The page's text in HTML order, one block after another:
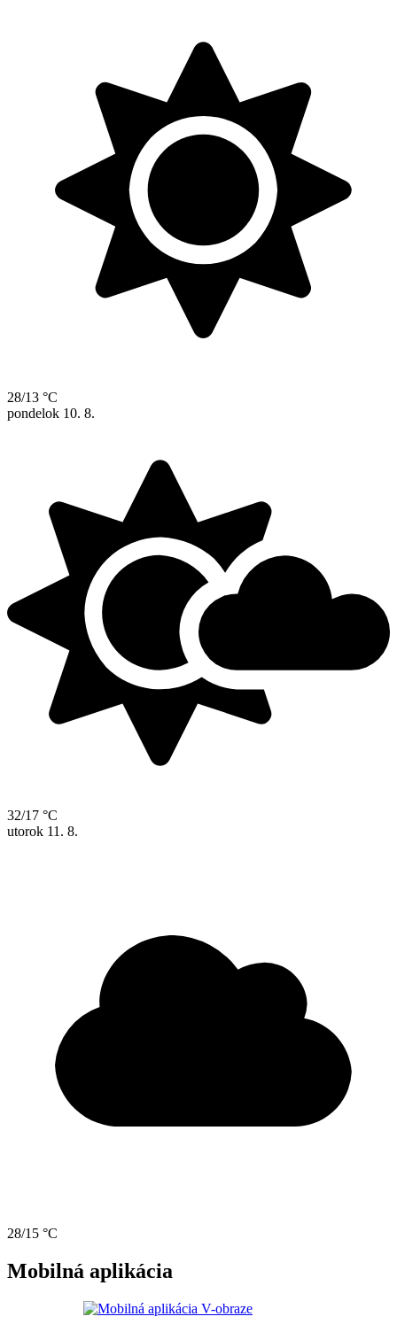
28/13 °C
pondelok 10. 8.
32/17 °C
utorok 11. 8.
28/15 °C
Mobilná aplikácia